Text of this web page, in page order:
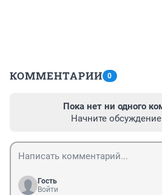
КОММЕНТАРИИ 0
Пока нет ни одного
Начните
Гость
Войти